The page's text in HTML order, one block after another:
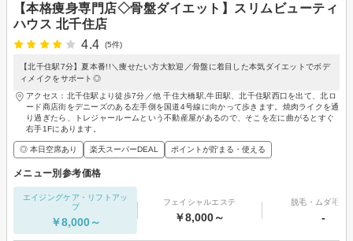
【本格痩身専門店◇骨盤ダイエット】スリムビューティ
ハウス 北千住店
4.4
(5件)
【北千住駅7分】夏本番!!＼痩せたい方大歓迎／骨盤に着目した本気ダイエットでボデ
ィメイクをサポート◎
アクセス：北千住駅より徒歩7分／他 千住大橋駅,牛田駅、北千住駅西口を出て、北ロ
ード商店街をデニーズのある左手側を国道4号線に向かって歩きます。焼肉ライクを通
り過ぎたら、トレジャールームという不動産屋があるので、そこを左に曲がるとすぐ
右手1Fにあります。
◎ 本日空席あり 楽天スーパーDEAL ポイントが貯まる・使える
メニュー別参考価格
エイジングケア・リフトアッ
プ
￥8,000～
フェイシャルエステ
￥8,000～
脱毛・ムダ毛処
-